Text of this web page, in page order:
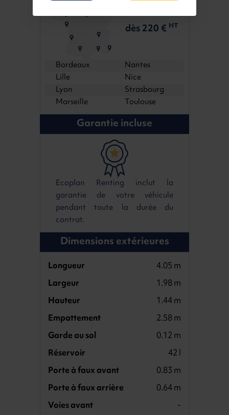
dès 220 €HT
Bordeaux Nantes
Lille Nice
Lyon Strasbourg
Marseille Toulouse
Garantie incluse
Ecoplan Renting inclut la
garantie de votre véhicule
pendant toute la durée du
contrat.
Dimensions extérieures
Longueur
4.05 m
Largeur
1.98 m
Hauteur
1.44 m
Empattement
2.58 m
Garde au sol
0.12 m
Réservoir
42 l
Porte à faux avant
0.83 m
Porte à faux arrière
0.64 m
Voies avant
-